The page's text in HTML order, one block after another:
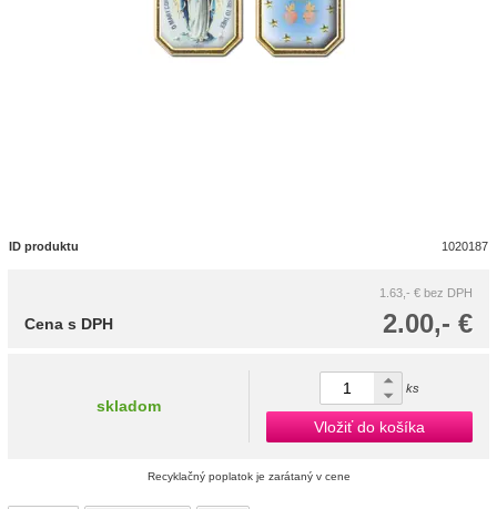
ID produktu 1020187
1.63,- € bez DPH
2.00,- €
Cena s DPH
skladom
ks
Vložiť do košíka
Recyklačný poplatok je zarátaný v cene